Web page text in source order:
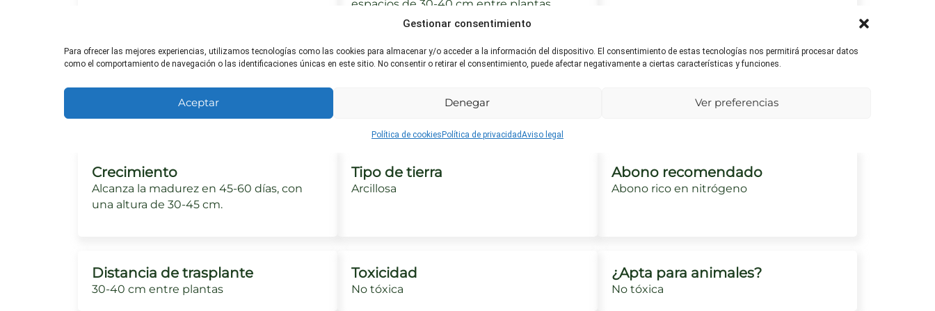
Gestionar consentimiento
Para ofrecer las mejores experiencias, utilizamos tecnologías como las cookies para almacenar y/o acceder a la información del dispositivo. El consentimiento de estas tecnologías nos permitirá procesar datos
como el comportamiento de navegación o las identificaciones únicas en este sitio. No consentir o retirar el consentimiento, puede afectar negativamente a ciertas características y funciones.
Aceptar Denegar Ver preferencias
Política de cookiesPolítica de privacidadAviso legal
espacios de 30-40 cm entre plantas.
Necesidades de sol
Prefiere sol pleno, pero puede tolerar
Riego ideal
evitando el encharcamiento.
Humedad ambiental
crecimiento óptimo.
Crecimiento
Alcanza la madurez en 45-60 días, con
una altura de 30-45 cm.
Tipo de tierra
Arcillosa
Abono recomendado
Abono rico en nitrógeno
Distancia de trasplante
30-40 cm entre plantas
Toxicidad
No tóxica
¿Apta para animales?
No tóxica